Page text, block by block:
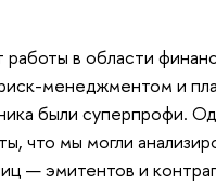
в области
менеджментом и
были суперпрофи.
что мы могли
— эмитентов и